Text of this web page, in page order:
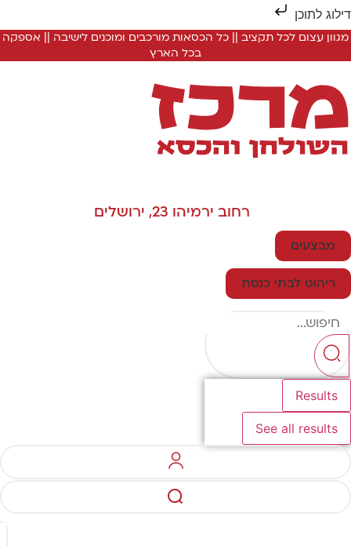
לתוכן
מגוון עצום לכל תקציב || כל הכסאות מורכבים ומוכנים לישיבה || אספקה
בכל הארץ
רחוב ירמיהו 23, ירושלים
מבצעים
ריהוט לבתי כנסת
Results
See all results